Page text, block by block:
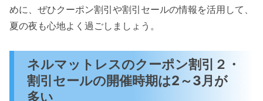
めに、ぜひクーポン割引や割引セールの情報を活用して、
夏の夜も心地よく過ごしましょう。
ネルマットレスのクーポン割引２・
割引セールの開催時期は2～3月が
多い